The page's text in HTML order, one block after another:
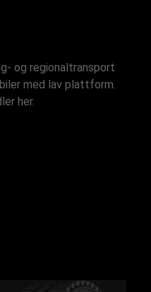
og regionaltransport
med lav plattform.
her.